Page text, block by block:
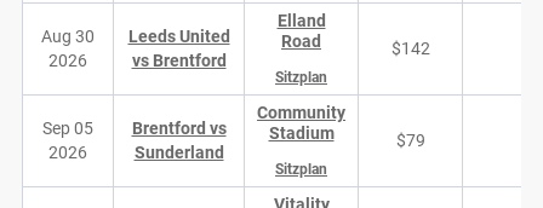
Aug 30
2026
Leeds United
vs Brentford
Elland
Road
Sitzplan
$142
Sep 05
2026
Brentford vs
Sunderland
Community
Stadium
Sitzplan
$79